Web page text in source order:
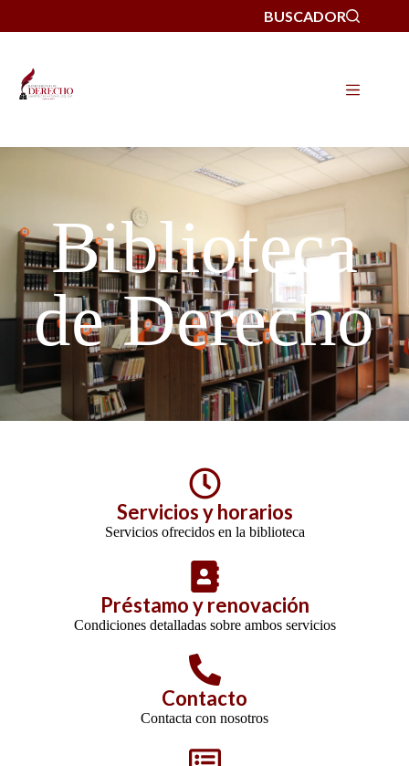
BUSCADOR
Biblioteca
de Derecho
Servicios y horarios
Servicios ofrecidos en la biblioteca
Préstamo y renovación
Condiciones detalladas sobre ambos servicios
Contacto
Contacta con nosotros